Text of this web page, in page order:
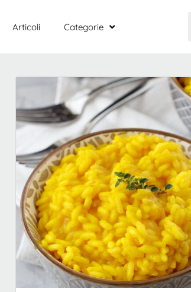
Articoli Categorie